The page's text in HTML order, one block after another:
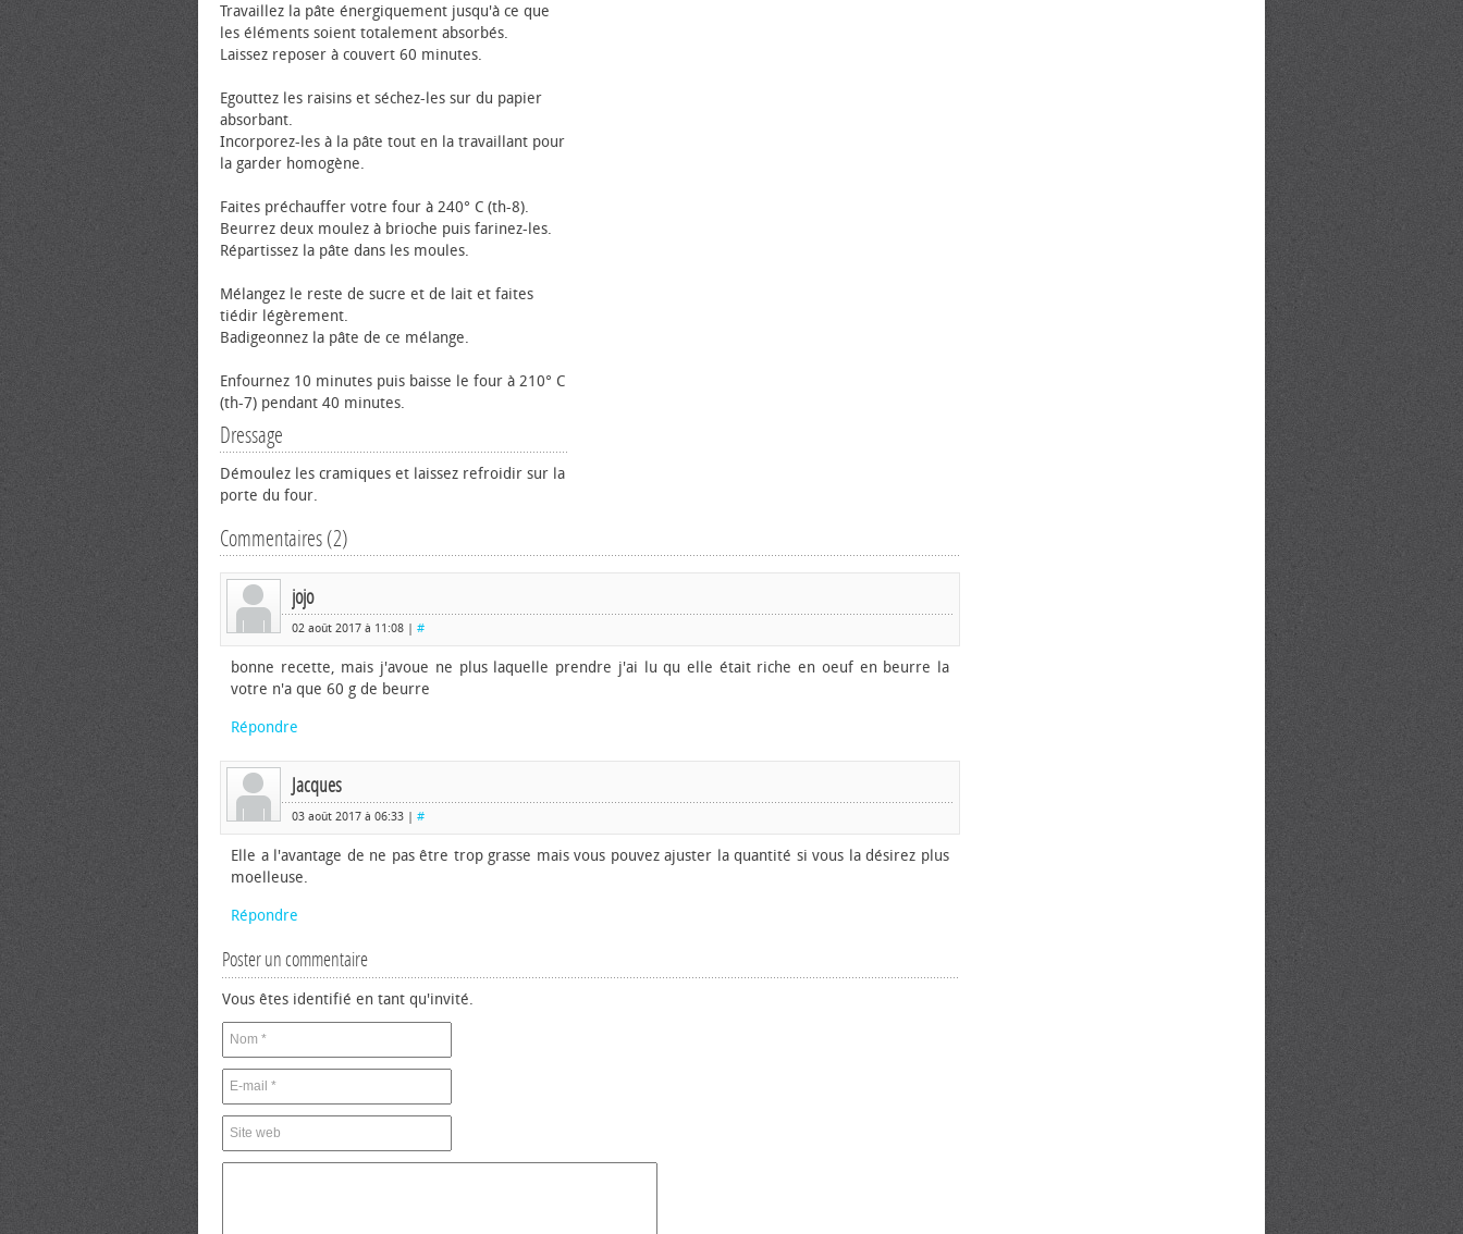
Travaillez la pâte énergiquement jusqu'à ce que
les éléments soient totalement absorbés.
Laissez reposer à couvert 60 minutes.
Egouttez les raisins et séchez-les sur du papier
absorbant.
Incorporez-les à la pâte tout en la travaillant pour
la garder homogène.
Faites préchauffer votre four à 240° C (th-8).
Beurrez deux moulez à brioche puis farinez-les.
Répartissez la pâte dans les moules.
Mélangez le reste de sucre et de lait et faites
tiédir légèrement.
Badigeonnez la pâte de ce mélange.
Enfournez 10 minutes puis baisse le four à 210° C
(th-7) pendant 40 minutes.
Dressage
Démoulez les cramiques et laissez refroidir sur la
porte du four.
Commentaires (2)
jojo
02 août 2017 à 11:08 | #
bonne recette, mais j'avoue ne plus laquelle prendre j'ai lu qu elle était riche en oeuf en beurre la
votre n'a que 60 g de beurre
Répondre
Jacques
03 août 2017 à 06:33 | #
Elle a l'avantage de ne pas être trop grasse mais vous pouvez ajuster la quantité si vous la désirez plus
moelleuse.
Répondre
Poster un commentaire
Vous êtes identifié en tant qu'invité.